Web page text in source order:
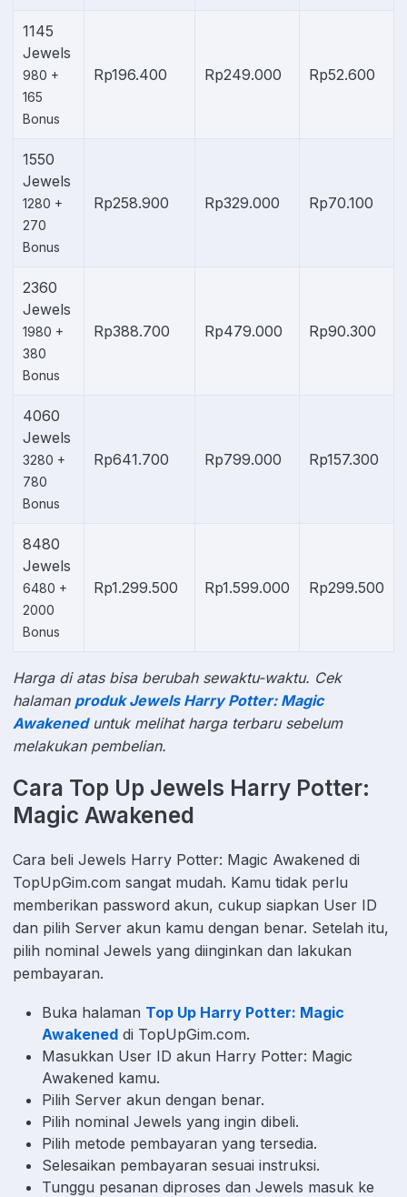
1145
Jewels
980 +
165
Bonus
Rp196.400 Rp249.000 Rp52.600
1550
Jewels
1280 +
270
Bonus
Rp258.900 Rp329.000 Rp70.100
2360
Jewels
1980 +
380
Bonus
Rp388.700 Rp479.000 Rp90.300
4060
Jewels
3280 +
780
Bonus
Rp641.700 Rp799.000 Rp157.300
8480
Jewels
6480 +
2000
Bonus
Rp1.299.500 Rp1.599.000 Rp299.500
Harga di atas bisa berubah sewaktu-waktu. Cek
halaman produk Jewels Harry Potter: Magic
Awakeneduntuk melihat harga terbaru sebelum
melakukan pembelian.
Cara Top Up Jewels Harry Potter:
Magic Awakened
Cara beli Jewels Harry Potter: Magic Awakened di
TopUpGim.com sangat mudah. Kamu tidak perlu
memberikan password akun, cukup siapkan User ID
dan pilih Server akun kamu dengan benar. Setelah itu,
pilih nominal Jewels yang diinginkan dan lakukan
pembayaran.
Buka halaman Top Up Harry Potter: Magic
Awakened di TopUpGim.com.
Masukkan User ID akun Harry Potter: Magic
Awakened kamu.
Pilih Server akun dengan benar.
Pilih nominal Jewels yang ingin dibeli.
Pilih metode pembayaran yang tersedia.
Selesaikan pembayaran sesuai instruksi.
Tunggu pesanan diproses dan Jewels masuk ke